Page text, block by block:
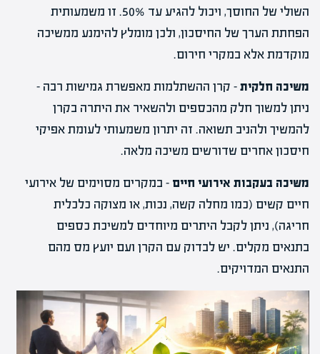
השולי של החוסך, ויכול להגיע עד 50%. זו משמעותית
הפחתת הערך של החיסכון, ולכן מומלץ להימנע ממשיכה
מוקדמת אלא במקרי חירום.
משיכה חלקית– קרן ההשתלמות מאפשרת גמישות רבה –
ניתן למשוך חלק מהכספים ולהשאיר את היתרה בקרן
להמשיך ולהניב תשואה. זה יתרון משמעותי לעומת אפיקי
חיסכון אחרים שדורשים משיכה מלאה.
משיכה בעקבות אירועי חיים – במקרים מסוימים של אירועי
חיים קשים (כמו מחלה קשה, נכות, או מצוקה כלכלית
חריגה), ניתן לקבל היתרים מיוחדים למשיכת כספים
בתנאים מקלים. יש לבדוק עם הקרן ועם יועץ מס מהם
התנאים המדויקים.